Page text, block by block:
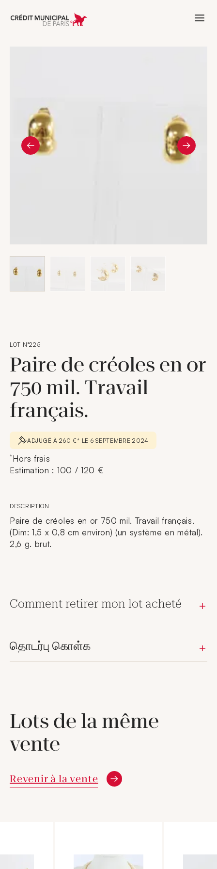
Aller à l'accueil de Crédit Municipal
LOT N°225
Paire de créoles en or
750 mil. Travail
français.
ADJUGÉ À 260 €* LE 6 SEPTEMBRE 2024
*Hors frais
Estimation : 100 / 120 €
DESCRIPTION
Paire de créoles en or 750 mil. Travail français.
(Dim: 1,5 x 0,8 cm environ) (un système en métal).
2,6 g. brut.
Comment retirer mon lot acheté
தொடர்பு கொள்க
Lots de la même
vente
Revenir à la vente